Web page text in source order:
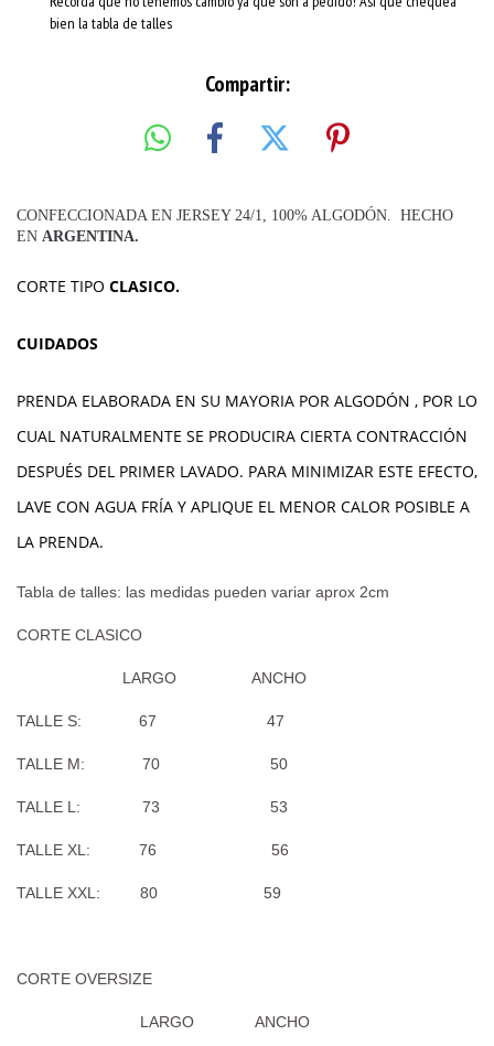
bien la tabla de talles
Compartir:
CONFECCIONADA EN JERSEY 24/1, 100% ALGODÓN. HECHO
EN ARGENTINA.
CORTE TIPO CLASICO.
CUIDADOS
PRENDA ELABORADA EN SU MAYORIA POR ALGODÓN , POR LO
CUAL NATURALMENTE SE PRODUCIRA CIERTA CONTRACCIÓN
DESPUÉS DEL PRIMER LAVADO. PARA MINIMIZAR ESTE EFECTO,
LAVE CON AGUA FRÍA Y APLIQUE EL MENOR CALOR POSIBLE A
LA PRENDA.
Tabla de talles: las medidas pueden variar aprox 2cm
CORTE CLASICO
LARGO ANCHO
TALLE S: 67 47
TALLE M: 70 50
TALLE L: 73 53
TALLE XL: 76 56
TALLE XXL: 80 59
CORTE OVERSIZE
LARGO ANCHO